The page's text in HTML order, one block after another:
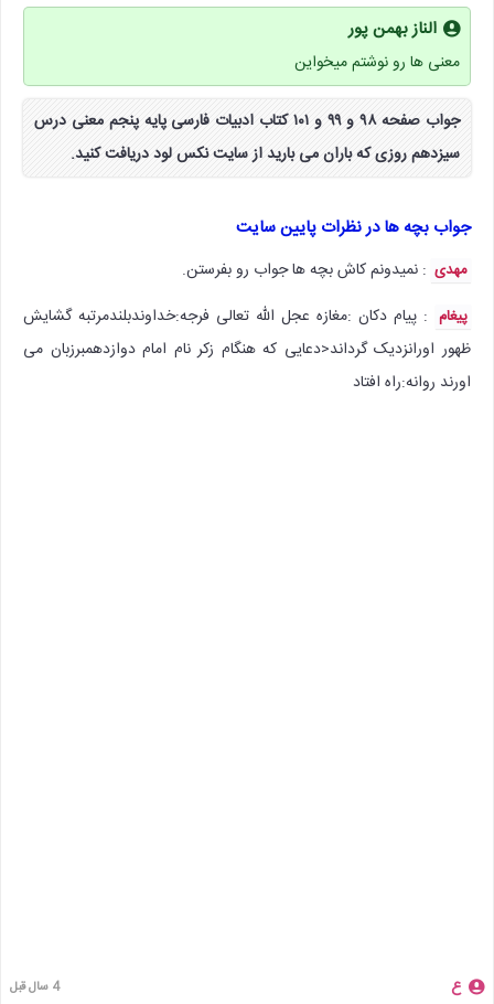
الناز بهمن پور
معنی ها رو نوشتم میخواین
جواب صفحه ۹۸ و ۹۹ و ۱۰۱ کتاب ادبیات فارسی پایه پنجم معنی درس
سیزدهم روزی که باران می بارید از سایت نکس لود دریافت کنید.
جواب بچه ها در نظرات پایین سایت
مهدی : نمیدونم کاش بچه ها جواب رو بفرستن.
پیغام : پیام دکان :مغازه عجل الله تعالی فرجه:خداوندبلندمرتبه گشایش
ظهور اورانزدیک گرداند<دعایی که هنگام زکر نام امام دوازدهمبرزبان می
اورند روانه:راه افتاد
ع 4 سال قبل